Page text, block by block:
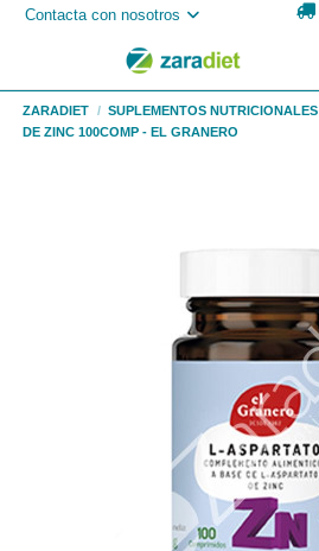
Contacta con nosotros
ZARADIET SUPLEMENTOS NUTRICIONALES
DE ZINC 100COMP - EL GRANERO